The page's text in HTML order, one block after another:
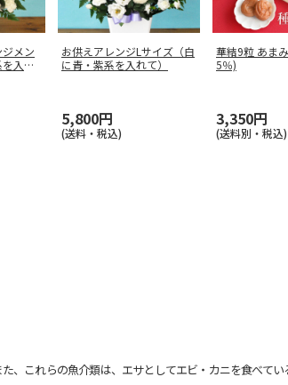
メン
入れ
お供えアレンジLサイズ（白
に青・紫系を入れて）
5,800円
(送料・税込)
華結9粒 あま
5％)
3,350円
(送料別・税込)
これらの魚介類は、エサとしてエビ・カニを食べてい